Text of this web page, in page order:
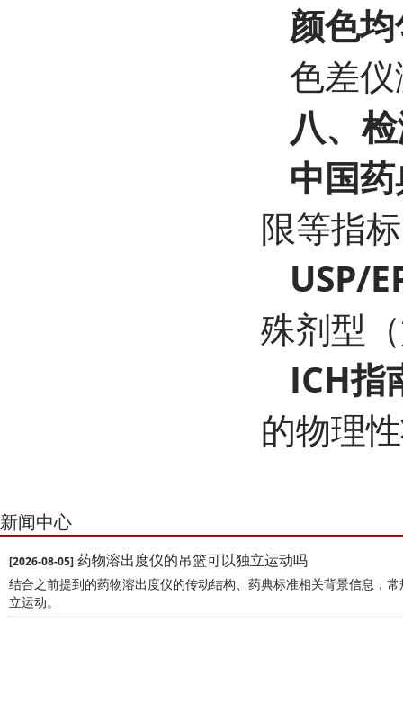
颜色
色差
八、
中国
限等指
USP/
殊剂型
ICH指
的物理
新闻中心
[2026-08-05] 药物溶出度仪的吊篮可以独立运动吗
结合之前提到的药物溶出度仪的传动结构、药典标准相关背景信息，‌
立运动‌。